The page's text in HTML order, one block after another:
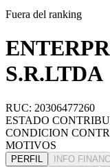
Fuera del ranking
S.R.LTDA
RUC: 20306477260
ESTADO
CONDICION
MOTIVOS
PERFIL INFO